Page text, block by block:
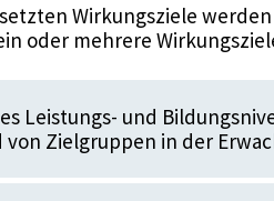
Wirkungsziele
oder mehrere
Leistungs- und
von Zielgruppen in der